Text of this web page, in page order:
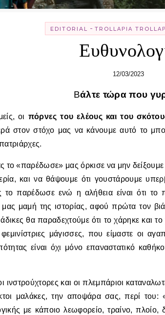
EDITORIAL - TROLLΑΡΊΑ
12/03/2023
Βάλτε τώρα που
οι πόρνες του ελέους και του
στον στόχο μας να κάνουμε αυτό το
το «παρέδωσε» μας όρκισε να μην
και να θάψουμε ότι γουστάρουμε
το παρέδωσε ενώ η αλήθεια είναι ότι το
μαμή της ιστορίας, αφού πρώτα τον
θα παραδεχτούμε ότι το χάρηκε και
φεμινίστριες μάγισσες, που είμαστε οι
είναι όχι μόνο επαναστατικό
ινστρούχτορες και οι πλεμπάριοι
μαλάκες, την αποψάρα σας, περί του:
με κάποιο λεωφορείο, τραίνο,